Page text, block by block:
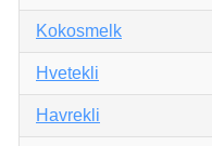
Kokosmelk
Hvetekli
Havrekli